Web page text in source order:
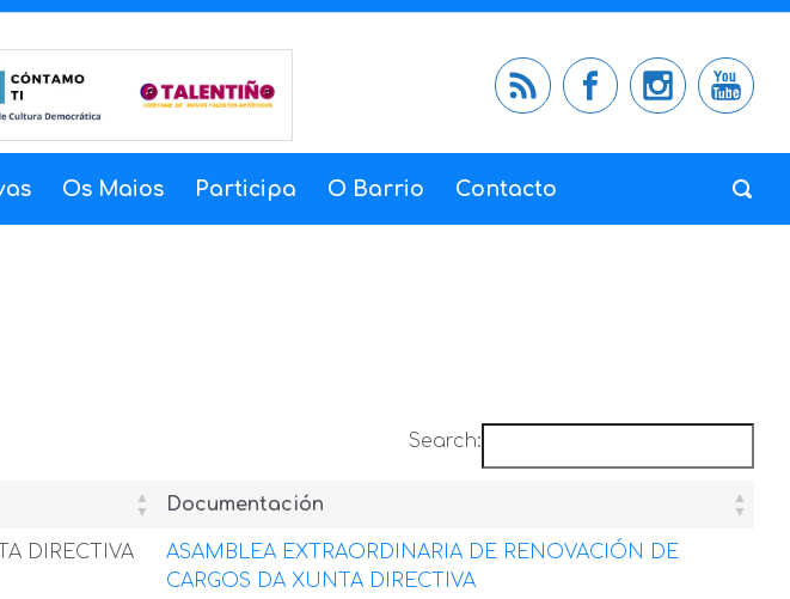
Os Maios Participa O Barrio Contacto
Search:
Documentación
DIRECTIVA
ASAMBLEA EXTRAORDINARIA DE RENOVACIÓN DE
CARGOS DA XUNTA DIRECTIVA